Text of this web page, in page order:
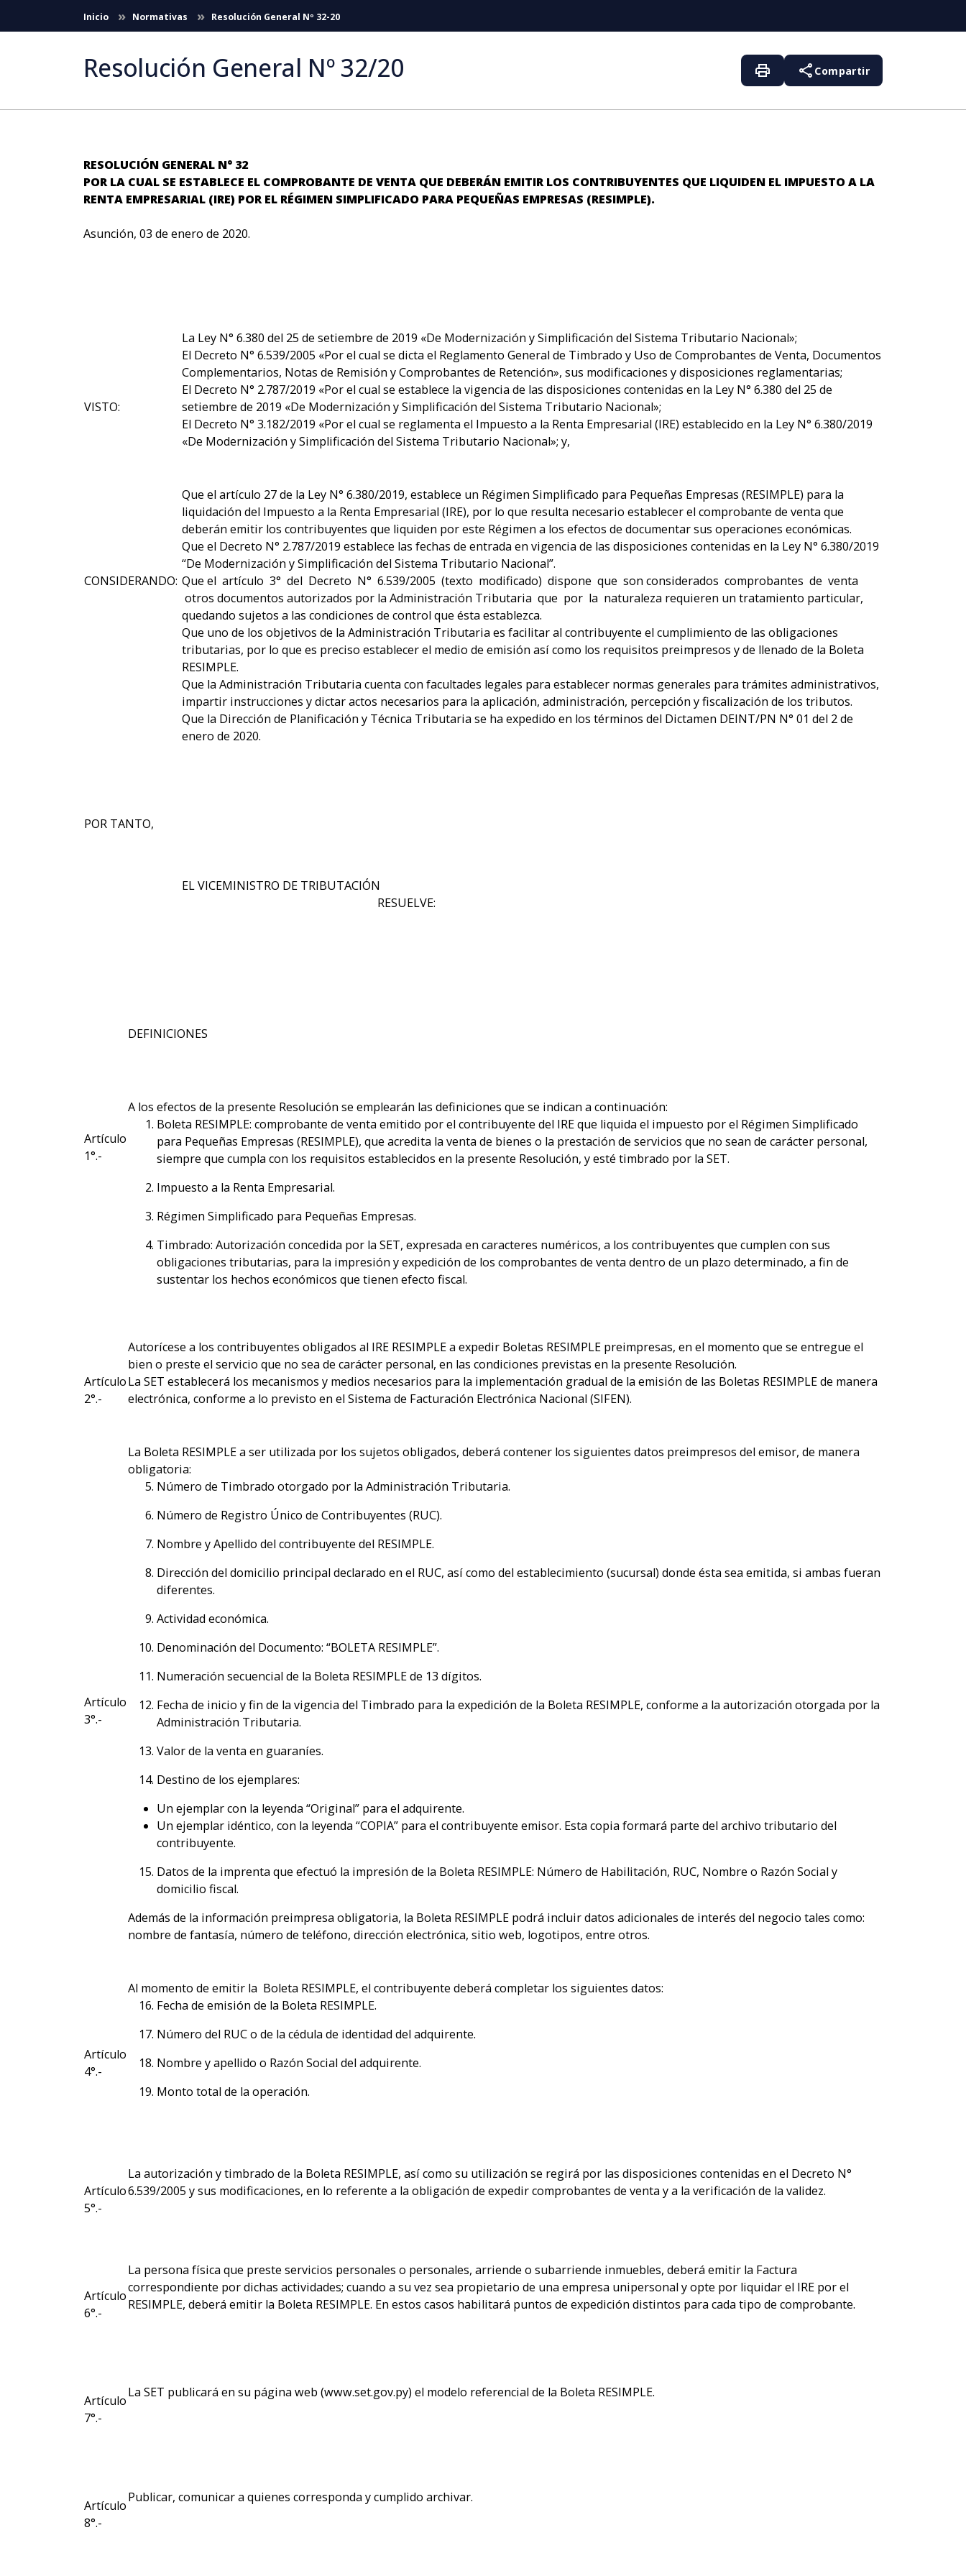
Skip to Main Content
Inicio Normativas Resolución General Nº 32-20
Resolución General Nº 32/20 print share Compartir
RESOLUCIÓN GENERAL N° 32
POR LA CUAL SE ESTABLECE EL COMPROBANTE DE VENTA QUE DEBERÁN EMITIR LOS CONTRIBUYENTES QUE LIQUIDEN EL IMPUESTO A LA
RENTA EMPRESARIAL (IRE) POR EL RÉGIMEN SIMPLIFICADO PARA PEQUEÑAS EMPRESAS (RESIMPLE).
Asunción, 03 de enero de 2020.
VISTO:
La Ley N° 6.380 del 25 de setiembre de 2019 «De Modernización y Simplificación del Sistema Tributario Nacional»;
El Decreto N° 6.539/2005 «Por el cual se dicta el Reglamento General de Timbrado y Uso de Comprobantes de Venta, Documentos
Complementarios, Notas de Remisión y Comprobantes de Retención», sus modificaciones y disposiciones reglamentarias;
El Decreto N° 2.787/2019 «Por el cual se establece la vigencia de las disposiciones contenidas en la Ley N° 6.380 del 25 de
setiembre de 2019 «De Modernización y Simplificación del Sistema Tributario Nacional»;
El Decreto N° 3.182/2019 «Por el cual se reglamenta el Impuesto a la Renta Empresarial (IRE) establecido en la Ley N° 6.380/2019
«De Modernización y Simplificación del Sistema Tributario Nacional»; y,
CONSIDERANDO:
Que el artículo 27 de la Ley N° 6.380/2019, establece un Régimen Simplificado para Pequeñas Empresas (RESIMPLE) para la
liquidación del Impuesto a la Renta Empresarial (IRE), por lo que resulta necesario establecer el comprobante de venta que
deberán emitir los contribuyentes que liquiden por este Régimen a los efectos de documentar sus operaciones económicas.
Que el Decreto N° 2.787/2019 establece las fechas de entrada en vigencia de las disposiciones contenidas en la Ley N° 6.380/2019
“De Modernización y Simplificación del Sistema Tributario Nacional”.
Que el artículo 3° del Decreto N° 6.539/2005 (texto modificado) dispone que son considerados comprobantes de venta
otros documentos autorizados por la Administración Tributaria que por la naturaleza requieren un tratamiento particular,
quedando sujetos a las condiciones de control que ésta establezca.
Que uno de los objetivos de la Administración Tributaria es facilitar al contribuyente el cumplimiento de las obligaciones
tributarias, por lo que es preciso establecer el medio de emisión así como los requisitos preimpresos y de llenado de la Boleta
RESIMPLE.
Que la Administración Tributaria cuenta con facultades legales para establecer normas generales para trámites administrativos,
impartir instrucciones y dictar actos necesarios para la aplicación, administración, percepción y fiscalización de los tributos.
Que la Dirección de Planificación y Técnica Tributaria se ha expedido en los términos del Dictamen DEINT/PN N° 01 del 2 de
enero de 2020.
POR TANTO,
EL VICEMINISTRO DE TRIBUTACIÓN
RESUELVE:
DEFINICIONES
Artículo
1°.-
A los efectos de la presente Resolución se emplearán las definiciones que se indican a continuación:
Boleta RESIMPLE: comprobante de venta emitido por el contribuyente del IRE que liquida el impuesto por el Régimen Simplificado
para Pequeñas Empresas (RESIMPLE), que acredita la venta de bienes o la prestación de servicios que no sean de carácter personal,
siempre que cumpla con los requisitos establecidos en la presente Resolución, y esté timbrado por la SET.
Impuesto a la Renta Empresarial.
Régimen Simplificado para Pequeñas Empresas.
Timbrado: Autorización concedida por la SET, expresada en caracteres numéricos, a los contribuyentes que cumplen con sus
obligaciones tributarias, para la impresión y expedición de los comprobantes de venta dentro de un plazo determinado, a fin de
sustentar los hechos económicos que tienen efecto fiscal.
Artículo
2°.-
Autorícese a los contribuyentes obligados al IRE RESIMPLE a expedir Boletas RESIMPLE preimpresas, en el momento que se entregue el
bien o preste el servicio que no sea de carácter personal, en las condiciones previstas en la presente Resolución.
La SET establecerá los mecanismos y medios necesarios para la implementación gradual de la emisión de las Boletas RESIMPLE de manera
electrónica, conforme a lo previsto en el Sistema de Facturación Electrónica Nacional (SIFEN).
Artículo
3°.-
La Boleta RESIMPLE a ser utilizada por los sujetos obligados, deberá contener los siguientes datos preimpresos del emisor, de manera
obligatoria:
Número de Timbrado otorgado por la Administración Tributaria.
Número de Registro Único de Contribuyentes (RUC).
Nombre y Apellido del contribuyente del RESIMPLE.
Dirección del domicilio principal declarado en el RUC, así como del establecimiento (sucursal) donde ésta sea emitida, si ambas fueran
diferentes.
Actividad económica.
Denominación del Documento: “BOLETA RESIMPLE”.
Numeración secuencial de la Boleta RESIMPLE de 13 dígitos.
Fecha de inicio y fin de la vigencia del Timbrado para la expedición de la Boleta RESIMPLE, conforme a la autorización otorgada por la
Administración Tributaria.
Valor de la venta en guaraníes.
Destino de los ejemplares:
Un ejemplar con la leyenda “Original” para el adquirente.
Un ejemplar idéntico, con la leyenda “COPIA” para el contribuyente emisor. Esta copia formará parte del archivo tributario del
contribuyente.
Datos de la imprenta que efectuó la impresión de la Boleta RESIMPLE: Número de Habilitación, RUC, Nombre o Razón Social y
domicilio fiscal.
Además de la información preimpresa obligatoria, la Boleta RESIMPLE podrá incluir datos adicionales de interés del negocio tales como:
nombre de fantasía, número de teléfono, dirección electrónica, sitio web, logotipos, entre otros.
Artículo
4°.-
Al momento de emitir la Boleta RESIMPLE, el contribuyente deberá completar los siguientes datos:
Fecha de emisión de la Boleta RESIMPLE.
Número del RUC o de la cédula de identidad del adquirente.
Nombre y apellido o Razón Social del adquirente.
Monto total de la operación.
Artículo
5°.-
La autorización y timbrado de la Boleta RESIMPLE, así como su utilización se regirá por las disposiciones contenidas en el Decreto N°
6.539/2005 y sus modificaciones, en lo referente a la obligación de expedir comprobantes de venta y a la verificación de la validez.
Artículo
6°.-
La persona física que preste servicios personales o personales, arriende o subarriende inmuebles, deberá emitir la Factura
correspondiente por dichas actividades; cuando a su vez sea propietario de una empresa unipersonal y opte por liquidar el IRE por el
RESIMPLE, deberá emitir la Boleta RESIMPLE. En estos casos habilitará puntos de expedición distintos para cada tipo de comprobante.
Artículo
7°.-
La SET publicará en su página web (www.set.gov.py) el modelo referencial de la Boleta RESIMPLE.
Artículo
8°.-
Publicar, comunicar a quienes corresponda y cumplido archivar.